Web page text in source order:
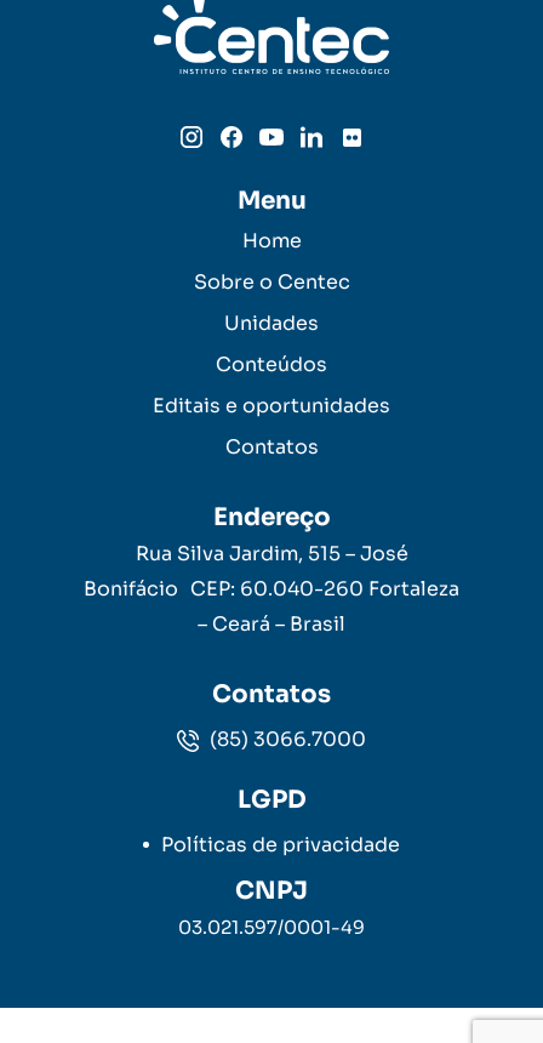
Menu
Home
Sobre o Centec
Unidades
Conteúdos
Editais e oportunidades
Contatos
Endereço
Rua Silva Jardim, 515 – José
Bonifácio CEP: 60.040-260 Fortaleza
– Ceará – Brasil
Contatos
(85) 3066.7000
LGPD
Políticas de privacidade
CNPJ
03.021.597/0001-49